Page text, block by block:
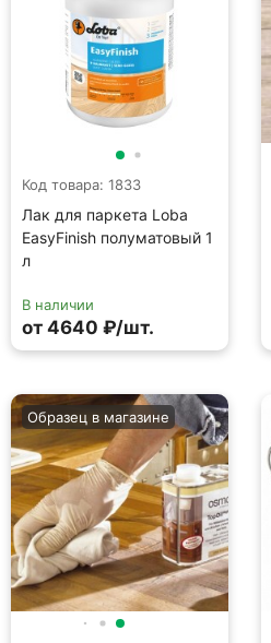
Код товара: 1833
Лак для паркета Loba
EasyFinish полуматовый 1
л
В наличии
от 4640 ₽/шт.
Образец в магазине